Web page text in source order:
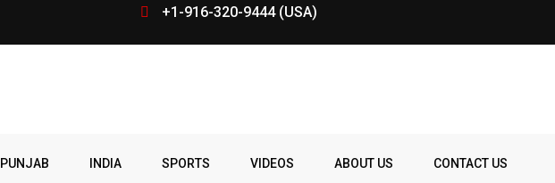
+1-916-320-9444 (USA)
PUNJAB INDIA SPORTS VIDEOS ABOUT US CONTACT US